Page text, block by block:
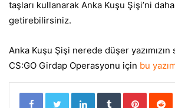
taşları kullanarak Anka Kuşu Şişi’ni
getirebilirsiniz.
Anka Kuşu Şişi nerede düşer
CS:GO Girdap Operasyonu için bu
LinkedInTumblr